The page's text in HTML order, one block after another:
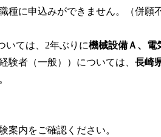
申込みができません。（併願不
いては、2年ぶりに機械設備Ａ、電
験者（一般））については、長崎
案内をご確認ください。